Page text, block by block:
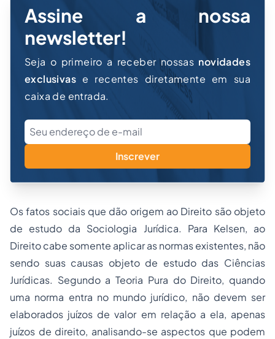
Assine a nossa
newsletter!
Seja o primeiro a receber nossas novidades
exclusivas e recentes diretamente em sua
caixa de entrada.
Inscrever
Os fatos sociais que dão origem ao Direito são objeto
de estudo da Sociologia Jurídica. Para Kelsen, ao
Direito cabe somente aplicar as normas existentes, não
sendo suas causas objeto de estudo das Ciências
Jurídicas. Segundo a Teoria Pura do Direito, quando
uma norma entra no mundo jurídico, não devem ser
elaborados juízos de valor em relação a ela, apenas
juízos de direito, analisando-se aspectos que podem